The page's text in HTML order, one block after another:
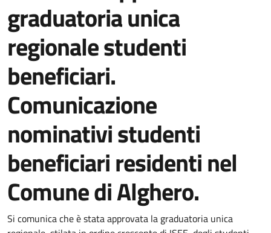
graduatoria unica
regionale studenti
beneficiari.
Comunicazione
nominativi studenti
beneficiari residenti nel
Comune di Alghero.
Dettaglio del documento
Si comunica che è stata approvata la graduatoria unica